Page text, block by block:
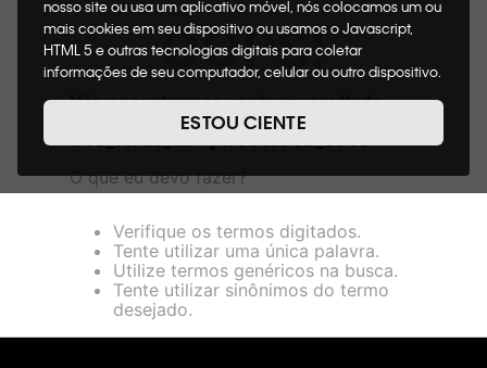
nosso site ou usa um aplicativo móvel, nós colocamos um ou
mais cookies em seu dispositivo ou usamos o Javascript,
HTML 5 e outras tecnologias digitais para coletar
informações de seu computador, celular ou outro dispositivo.
de cookies, informaremos quais cookies usaremos e quais
suas funções. A forma como processamos os dados
nosso Aviso de Privacidade. Quando você visita nosso site,
fornecer a você toda a funcionalidade do site, incluindo,
entre outros, a capacidade de comprar um item em nossa
loja virtual. Para maiores informações sobre o nosso aviso de
Cookies acesse o link.
ESTOU CIENTE
OOPS!
Não encontramos nenhum resultado
camisa-masculina-oxford-
leve_verde_cm4pw03cs903_0605"
O que eu devo fazer?
Verifique os termos digitados.
Tente utilizar uma única palavra.
Utilize termos genéricos na busca.
Tente utilizar sinônimos do termo
desejado.